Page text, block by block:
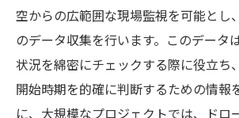
空からの広範囲な現場監視を可能とし
のデータ収集を行います。このデータ
状況を綿密にチェックする際に役立ち
開始時期を的確に判断するための情報
に、大規模なプロジェクトでは、ドロ